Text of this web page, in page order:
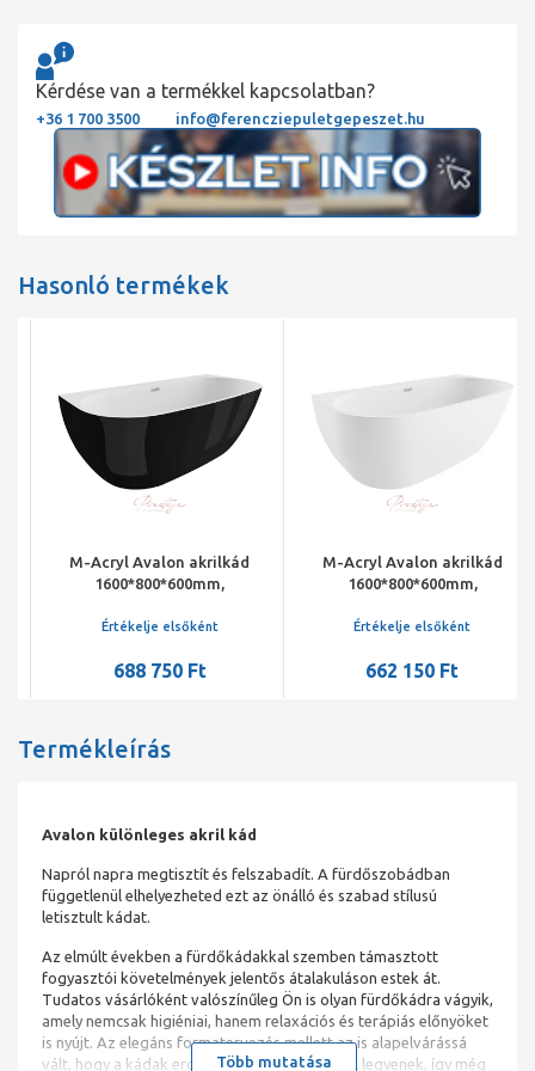
Kérdése van a termékkel kapcsolatban?
+36 1 700 3500 info@ferencziepuletgepeszet.hu
Hasonló termékek
M-Acryl Avalon akrilkád
1600*800*600mm,
kádláb-fekete-, beépített
Értékelje elsőként
688 750 Ft
M-Acryl Avalon akrilkád
1600*800*600mm,
kádláb-fehér-, beépített
Értékelje elsőként
662 150 Ft
Termékleírás
Avalon különleges akril kád
Napról napra megtisztít és felszabadít. A fürdőszobádban
függetlenül elhelyezheted ezt az önálló és szabad stílusú
letisztult kádat.
Az elmúlt években a fürdőkádakkal szemben támasztott
fogyasztói követelmények jelentős átalakuláson estek át.
Tudatos vásárlóként valószínűleg Ön is olyan fürdőkádra vágyik,
amely nemcsak higiéniai, hanem relaxációs és terápiás előnyöket
is nyújt. Az elegáns formatervezés mellett az is alapelvárássá
vált, hogy a kádak ergonomikus kialakításúak legyenek, így még
Több mutatása